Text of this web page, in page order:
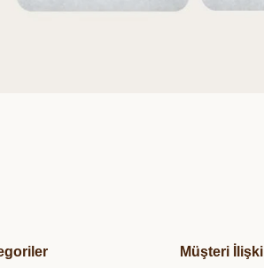
Müşteri